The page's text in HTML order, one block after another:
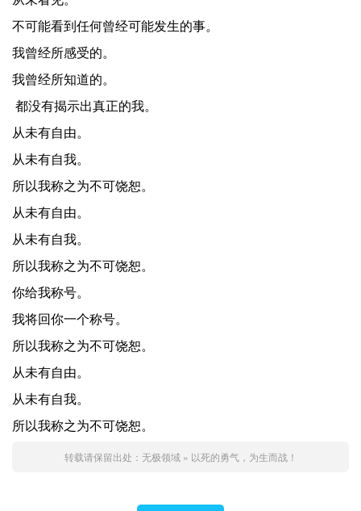
不可能看到任何曾经可能发生的事。
我曾经所感受的。
我曾经所知道的。
都没有揭示出真正的我。
从未有自由。
从未有自我。
所以我称之为不可饶恕。
从未有自由。
从未有自我。
所以我称之为不可饶恕。
你给我称号。
我将回你一个称号。
所以我称之为不可饶恕。
从未有自由。
从未有自我。
所以我称之为不可饶恕。
转载请保留出处： 无极领域 » 以死的勇气，为生而战！